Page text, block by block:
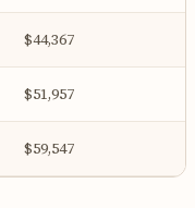
$44,367
$51,957
$59,547